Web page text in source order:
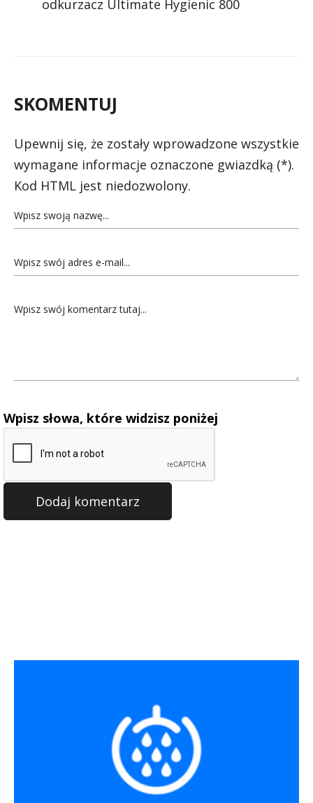
odkurzacz Ultimate Hygienic 800
SKOMENTUJ
Upewnij się, że zostały wprowadzone wszystkie
wymagane informacje oznaczone gwiazdką (*).
Kod HTML jest niedozwolony.
Wpisz słowa, które widzisz poniżej